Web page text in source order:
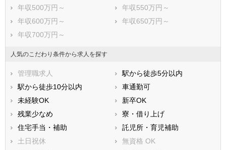
年収500万円～
年収550万円～
年収600万円～
年収650万円～
年収700万円～
人気のこだわり条件から求人を探す
管理職求人
駅から徒歩5分以内
駅から徒歩10分以内
車通勤可
未経験OK
新卒OK
残業少なめ
寮・借り上げ
住宅手当・補助
託児所・育児補助
土日祝休
無資格 OK